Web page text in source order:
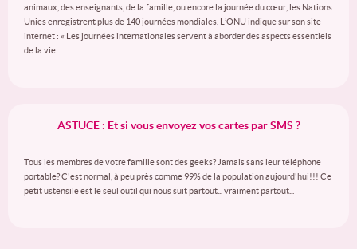
animaux, des enseignants, de la famille, ou encore la journée du cœur, les Nations
Unies enregistrent plus de 140 journées mondiales. L’ONU indique sur son site
internet : « Les journées internationales servent à aborder des aspects essentiels
de la vie …
ASTUCE : Et si vous envoyez vos cartes par SMS ?
Tous les membres de votre famille sont des geeks? Jamais sans leur téléphone
portable? C'est normal, à peu près comme 99% de la population aujourd'hui!!! Ce
petit ustensile est le seul outil qui nous suit partout... vraiment partout...